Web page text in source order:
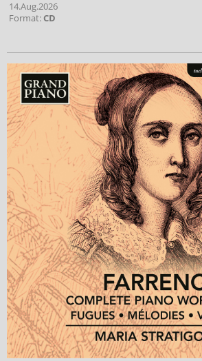
14.Aug.2026
Format:CD